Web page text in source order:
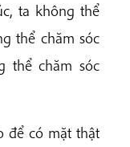
ta không thể
thể chăm sóc
thể chăm sóc
để có mặt thật